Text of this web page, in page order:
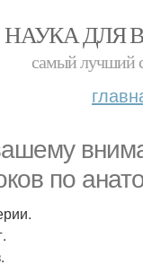
НАУКА ДЛЯ
самый лучший
по